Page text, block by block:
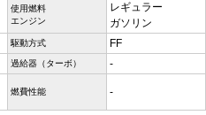
使用燃料
エンジン
レギュラー
ガソリン
駆動方式 FF
過給器（ターボ） -
燃費性能 -